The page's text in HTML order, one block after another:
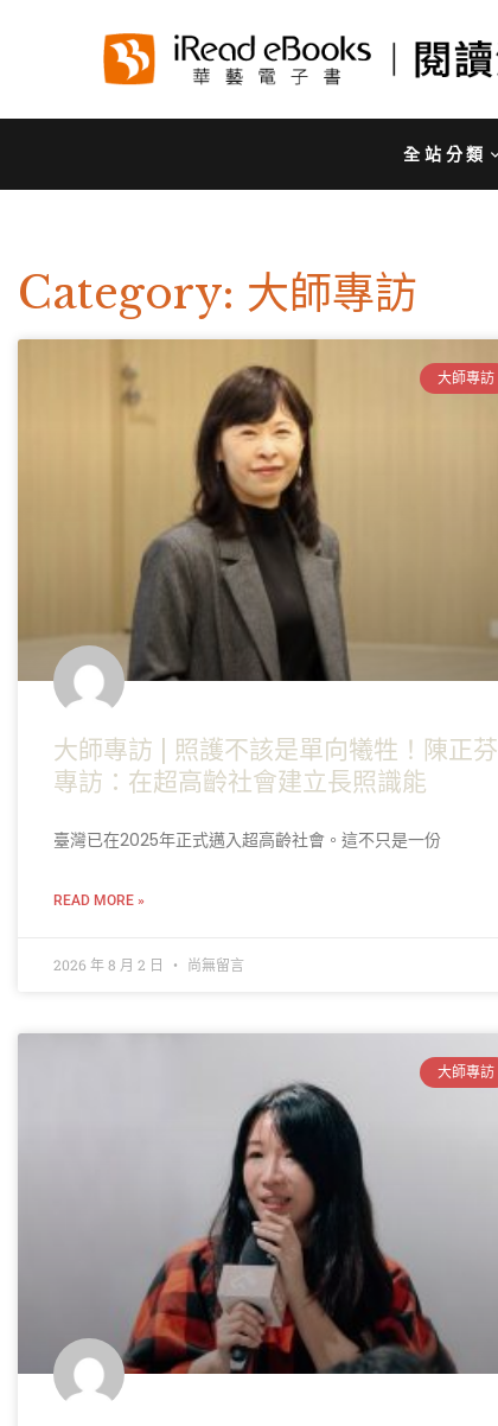
全站分類
Category: 大師專訪
大師專訪
大師專訪 | 照護不該是單向犧牲！陳正芬
專訪：在超高齡社會建立長照識能
臺灣已在2025年正式邁入超高齡社會。這不只是一份
READ MORE »
2026 年 8 月 2 日 尚無留言
大師專訪